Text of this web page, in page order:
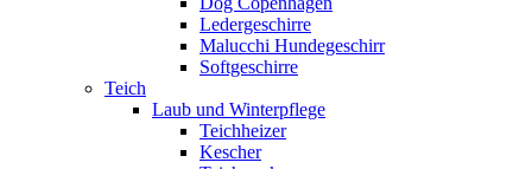
Ledergeschirre
Malucchi Hundegeschirr
Softgeschirre
Teich
Laub und Winterpflege
Teichheizer
Kescher